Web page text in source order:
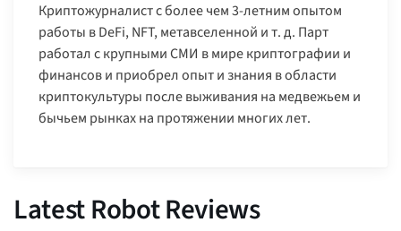
Криптожурналист с более чем 3-летним опытом
работы в DeFi, NFT, метавселенной и т. д. Парт
работал с крупными СМИ в мире криптографии и
финансов и приобрел опыт и знания в области
криптокультуры после выживания на медвежьем и
бычьем рынках на протяжении многих лет.
Latest Robot Reviews